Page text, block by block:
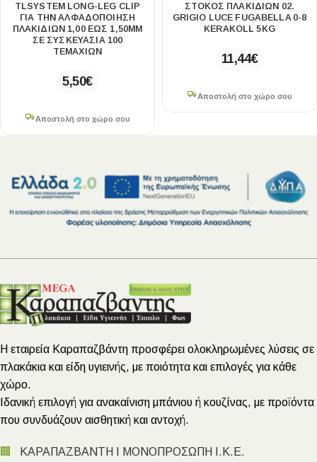
TLSYSTEM LONG-LEG CLIP
ΓΙΑ ΤΗΝ ΑΛΦΑΔΟΠΟΙΗΣΗ
ΠΛΑΚΙΔΙΩΝ 1,00 ΕΩΣ 1,50MM
ΣΕ ΣΥΣΚΕΥΑΣΙΑ 100
ΤΕΜΑΧΙΩΝ
5,50€
Αποστολή στο χώρο σου
ΣΤΟΚΟΣ ΠΛΑΚΙΔΙΩΝ 02.
GRIGIO LUCE FUGABELLA 0-8
KERAKOLL 5KG
11,44€
Αποστολή στο χώρο σου
Η εταιρεία Καραπαζβάντη προσφέρει ολοκληρωμένες λύσεις σε
πλακάκια και είδη υγιεινής, με ποιότητα και επιλογές για κάθε
χώρο.
Ιδανική επιλογή για ανακαίνιση μπάνιου ή κουζίνας, με προϊόντα
που συνδυάζουν αισθητική και αντοχή.
🏢 ΚΑΡΑΠΑΖΒΑΝΤΗ Ι ΜΟΝΟΠΡΟΣΩΠΗ Ι.Κ.Ε.